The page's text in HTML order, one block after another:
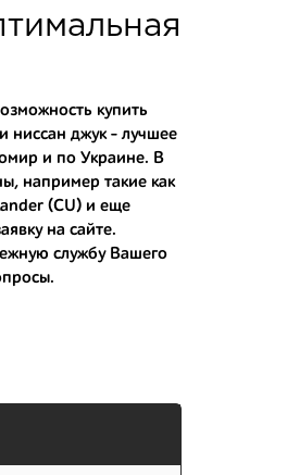
вам требуется
вам товар и
купить
ниссан джук- лучшее
и по Украине. В
например такие как
(CU) и еще
на сайте.
службу Вашего